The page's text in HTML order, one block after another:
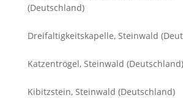
(Deutschland)
Dreifaltigkeitskapelle, Steinwald
Katzentrögel, Steinwald (Deutschland)
Kibitzstein, Steinwald (Deutschland)